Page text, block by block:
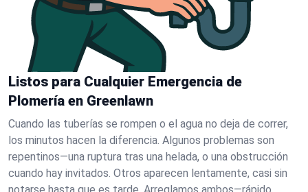
Listos para Cualquier Emergencia de
Plomería en Greenlawn
Cuando las tuberías se rompen o el agua no deja de correr,
los minutos hacen la diferencia. Algunos problemas son
repentinos—una ruptura tras una helada, o una obstrucción
cuando hay invitados. Otros aparecen lentamente, casi sin